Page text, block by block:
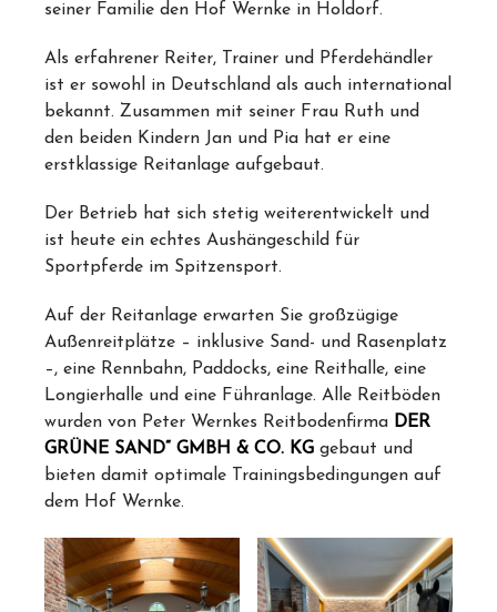
seiner Familie den Hof Wernke in Holdorf.
Als erfahrener Reiter, Trainer und Pferdehändler
ist er sowohl in Deutschland als auch international
bekannt. Zusammen mit seiner Frau Ruth und
den beiden Kindern Jan und Pia hat er eine
erstklassige Reitanlage aufgebaut.
Der Betrieb hat sich stetig weiterentwickelt und
ist heute ein echtes Aushängeschild für
Sportpferde im Spitzensport.
Auf der Reitanlage erwarten Sie großzügige
Außenreitplätze – inklusive Sand- und Rasenplatz
–, eine Rennbahn, Paddocks, eine Reithalle, eine
Longierhalle und eine Führanlage. Alle Reitböden
wurden von Peter Wernkes Reitbodenfirma DER
GRÜNE SAND“ GMBH & CO. KG gebaut und
bieten damit optimale Trainingsbedingungen auf
dem Hof Wernke.